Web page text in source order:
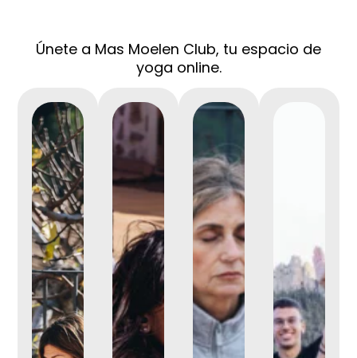
Únete a Mas Moelen Club, tu espacio de
yoga online.